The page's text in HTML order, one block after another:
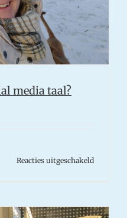
media taal?
Reacties uitgeschakeldvoor
media